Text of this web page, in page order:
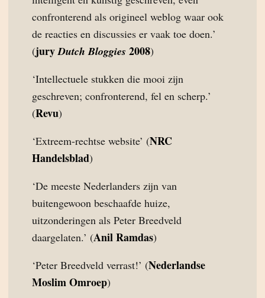
confronterend als origineel weblog waar ook
de reacties en discussies er vaak toe doen.’
(juryDutch Bloggies 2008)
‘Intellectuele stukken die mooi zijn
geschreven; confronterend, fel en scherp.’
(Revu)
‘Extreem-rechtse website’ (NRC
Handelsblad)
‘De meeste Nederlanders zijn van
buitengewoon beschaafde huize,
uitzonderingen als Peter Breedveld
daargelaten.’ (Anil Ramdas)
‘Peter Breedveld verrast!’ (Nederlandse
Moslim Omroep)